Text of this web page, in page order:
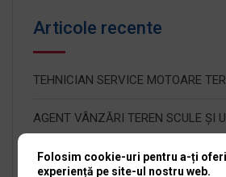
Articole recente
TEHNICIAN SERVICE MOTOARE
AGENT VÂNZĂRI TEREN SCULE ȘI
Folosim cookie-uri pentru a-ți
experiență pe site-ul nostru web.